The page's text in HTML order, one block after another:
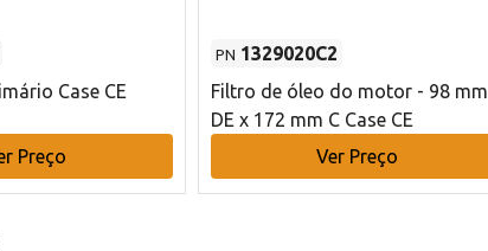
Case CE
Preço
PN 1329020C2
Filtro de óleo do motor - 98 mm
DE x 172 mm C Case CE
Ver Preço